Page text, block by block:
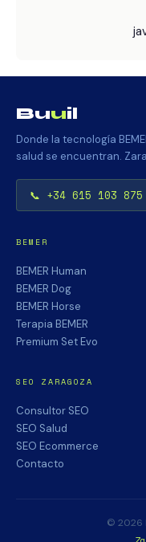
Buuil
Donde la tecnología
salud se encuentran.
📞 +34 615 103 875
BEMER
BEMER Human
BEMER Dog
BEMER Horse
Terapia BEMER
Premium Set Evo
SEO ZARAGOZA
Consultor SEO
SEO Salud
SEO Ecommerce
Contacto
© 2026